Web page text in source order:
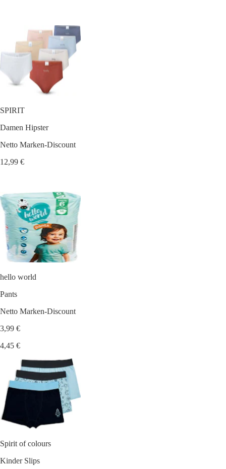
SPIRIT
Damen Hipster
Netto Marken-Discount
12,99 €
hello world
Pants
Netto Marken-Discount
3,99 €
4,45 €
Spirit of colours
Kinder Slips